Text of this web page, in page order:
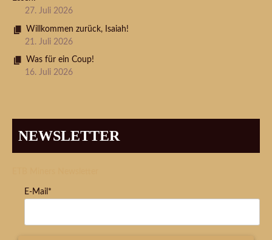
27. Juli 2026
Willkommen zurück, Isaiah!
21. Juli 2026
Was für ein Coup!
16. Juli 2026
NEWSLETTER
E-Mail*